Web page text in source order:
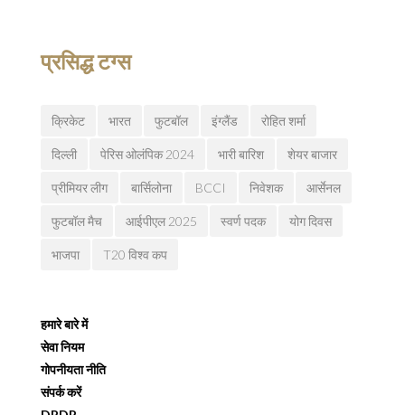
प्रसिद्ध टग्स
क्रिकेट भारत फुटबॉल इंग्लैंड रोहित शर्मा
दिल्ली पेरिस ओलंपिक 2024 भारी बारिश शेयर बाजार
प्रीमियर लीग बार्सिलोना BCCI निवेशक आर्सेनल
फुटबॉल मैच आईपीएल 2025 स्वर्ण पदक योग दिवस
भाजपा T20 विश्व कप
हमारे बारे में
सेवा नियम
गोपनीयता नीति
संपर्क करें